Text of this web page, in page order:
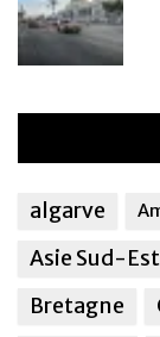
algarve
Asie Sud-Est
Bretagne